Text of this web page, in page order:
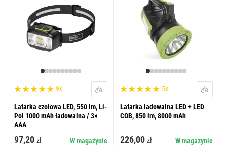
9x
Latarka czołowa LED, 550 lm, Li-
Pol 1000 mAh ładowalna / 3×
AAA
97,20 zł W magazynie
5x
Latarka ładowalna LED + LED
COB, 850 lm, 8000 mAh
226,00 zł W magazynie